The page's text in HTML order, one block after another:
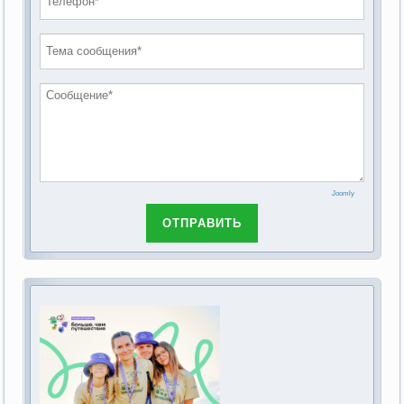
обсуждению Федерального закона Российской
основах социального обслуживания граждан в
2019 год
2018 год
Joomly
ОТПРАВИТЬ